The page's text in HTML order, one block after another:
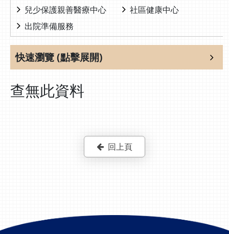
兒少保護親善醫療中心
社區健康中心
出院準備服務
快速瀏覽 (點擊展開)
查無此資料
回上頁